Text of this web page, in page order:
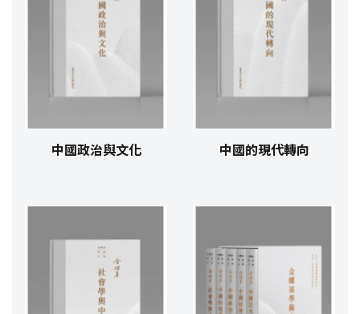
中國政治與文化 中國的現代轉向